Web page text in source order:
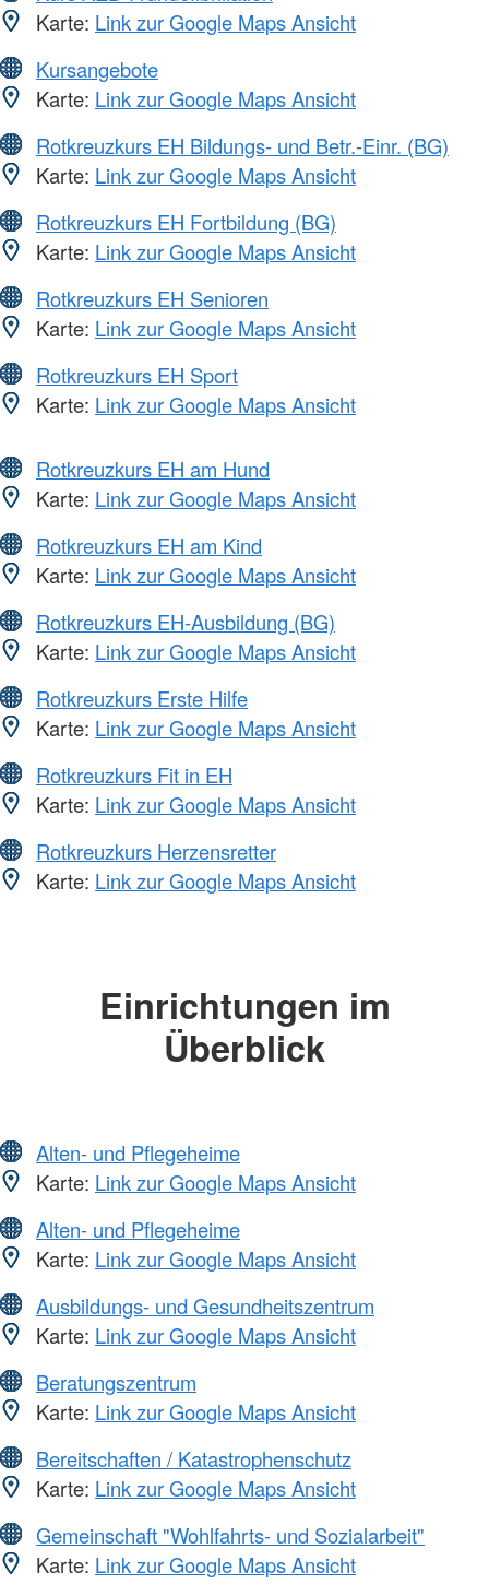
Karte: Link zur Google Maps Ansicht
Kursangebote
Karte: Link zur Google Maps Ansicht
Rotkreuzkurs EH Bildungs- und Betr.-Einr. (BG)
Karte: Link zur Google Maps Ansicht
Rotkreuzkurs EH Fortbildung (BG)
Karte: Link zur Google Maps Ansicht
Rotkreuzkurs EH Senioren
Karte: Link zur Google Maps Ansicht
Rotkreuzkurs EH Sport
Karte: Link zur Google Maps Ansicht
Rotkreuzkurs EH am Hund
Karte: Link zur Google Maps Ansicht
Rotkreuzkurs EH am Kind
Karte: Link zur Google Maps Ansicht
Rotkreuzkurs EH-Ausbildung (BG)
Karte: Link zur Google Maps Ansicht
Rotkreuzkurs Erste Hilfe
Karte: Link zur Google Maps Ansicht
Rotkreuzkurs Fit in EH
Karte: Link zur Google Maps Ansicht
Rotkreuzkurs Herzensretter
Karte: Link zur Google Maps Ansicht
Einrichtungen im
Überblick
Alten- und Pflegeheime
Karte: Link zur Google Maps Ansicht
Alten- und Pflegeheime
Karte: Link zur Google Maps Ansicht
Ausbildungs- und Gesundheitszentrum
Karte: Link zur Google Maps Ansicht
Beratungszentrum
Karte: Link zur Google Maps Ansicht
Bereitschaften / Katastrophenschutz
Karte: Link zur Google Maps Ansicht
Gemeinschaft "Wohlfahrts- und Sozialarbeit"
Karte: Link zur Google Maps Ansicht